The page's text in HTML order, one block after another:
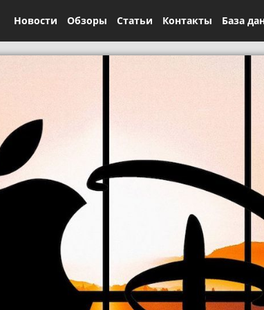
Новости Обзоры Статьи Контакты База